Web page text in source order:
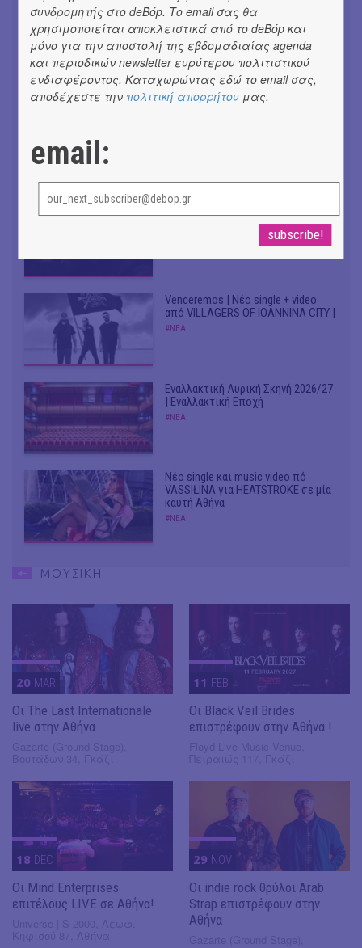
Συνομιλώντας με τη Ρηνιώ
Κυριαζή, καλλιτεχνική διευθύντρια
του ΔΗΠΕΘΕ Ιωαννίνων
#ΣΥΝΕΝΤΕΥΞΕΙΣ
#ΝΕΑ
Dreaming | Νέα κυκλοφορία
Venceremos | Νέο single + video
από VILLAGERS OF IOANNINA CITY |
#ΝΕΑ
Εναλλακτική Λυρική Σκηνή 2026/27
| Εναλλακτική Εποχή
#ΝΕΑ
Νέο single και music video πό
VASSIŁINA για HEATSTROKE σε μία
καυτή Αθήνα
#ΝΕΑ
ΜΟΥΣΙΚΗ
20 MAR
Οι The Last Internationale
live στην Αθήνα
11 FEB
Οι Black Veil Brides
επιστρέφουν στην Αθήνα !
18 DEC
Οι Mind Enterprises
επιτέλους LIVE σε Αθήνα!
29 NOV
Οι indie rock θρύλοι Arab
Strap επιστρέφουν στην
Αθήνα
συνδρομητής στο deBόp. Το email σας θα
χρησιμοποιείται αποκλειστικά από το deBόp και
μόνο για την αποστολή της εβδομαδιαίας agenda
και περιοδικών newsletter ευρύτερου πολιτιστικού
ενδιαφέροντος. Καταχωρώντας εδώ το email σας,
αποδέχεστε την πολιτική απορρήτου μας.
email: